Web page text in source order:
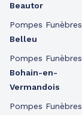
Beautor
Pompes Funèbres
Belleu
Pompes Funèbres
Bohain-en-
Vermandois
Pompes Funèbres